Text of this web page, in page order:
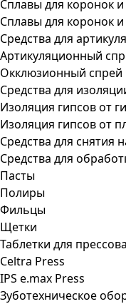
Сплавы для коронок
Сплавы для коронок
Средства для
Артикуляционный
Окклюзионный спрей
Средства для
Изоляция гипсов от
Изоляция гипсов от
Средства для снятия
Средства для
Пасты
Полиры
Фильцы
Щетки
Таблетки для
Celtra Press
IPS e.max Press
Зуботехническое